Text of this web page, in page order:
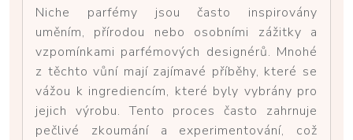
Niche parfémy jsou často inspirovány
uměním, přírodou nebo osobními zážitky a
vzpomínkami parfémových designérů. Mnohé
z těchto vůní mají zajímavé příběhy, které se
vážou k ingrediencím, které byly vybrány pro
jejich výrobu. Tento proces často zahrnuje
pečlivé zkoumání a experimentování, což